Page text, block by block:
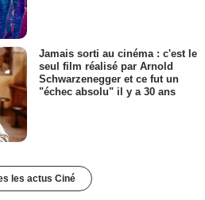
Jamais sorti au cinéma : c'est le
seul film réalisé par Arnold
Schwarzenegger et ce fut un
"échec absolu" il y a 30 ans
les actus Ciné